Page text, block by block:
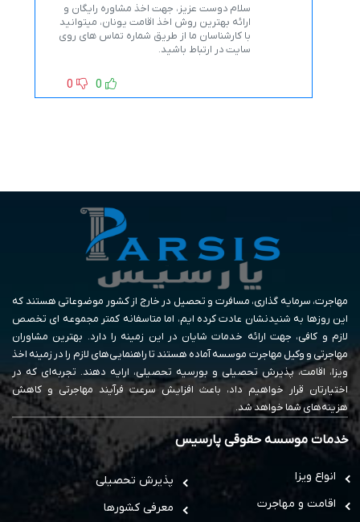
سلام دوست عزیز، جهت اخذ مشاوره رایگان و
ارائه بهترین روش اخذ اقامت یونان، میتوانید
با کارشناسان ما از طریق شماره تماس های روی
سایت در ارتباط باشید.
0
0
مهاجرت، سرمایه گذاری، مسافرت و تحصیل در خارج از کشور موضوعاتی هستند که
این روزها به شنیدنشان عادت کرده ایم، اما متاسفانه کمتر مجموعه ای تخصص
لازم و کافی، جهت ارائه خدمات شایان در این زمینه را دارد. بهترین مشاوران
مهاجرتی و وکیل مهاجرت موسسه آماده هستند تا راهنمایی‌های لازم را در زمینه اخذ
ویزا، اقامت، پذیرش تحصیلی و بورسیه تحصیلی، ارایه دهند. تجربه‌ای که در
اختیارتان قرار خواهیم داد، باعث افزایش سرعت فرآیند مهاجرتی و کاهش
هزینه‌های شما خواهد شد.
خدمات موسسه حقوقی پارسیس
انواع ویزا
اقامت و مهاجرت
پذیرش تحصیلی
معرفی کشورها